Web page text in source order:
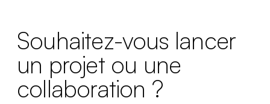
Souhaitez-vous lancer
un projet ou une
collaboration ?